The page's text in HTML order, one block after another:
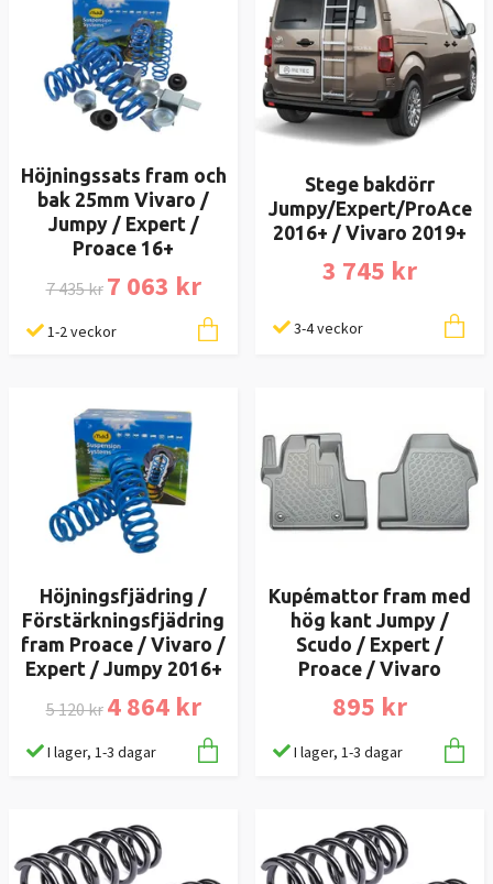
Höjningssats fram och
bak 25mm Vivaro /
Jumpy / Expert /
Proace 16+
7 435 kr 7 063 kr
1-2 veckor
Stege bakdörr
Jumpy/Expert/ProAce
2016+ / Vivaro 2019+
3 745 kr
3-4 veckor
Höjningsfjädring /
Förstärkningsfjädring
fram Proace / Vivaro /
Expert / Jumpy 2016+
5 120 kr 4 864 kr
I lager, 1-3 dagar
Kupémattor fram med
hög kant Jumpy /
Scudo / Expert /
Proace / Vivaro
895 kr
I lager, 1-3 dagar